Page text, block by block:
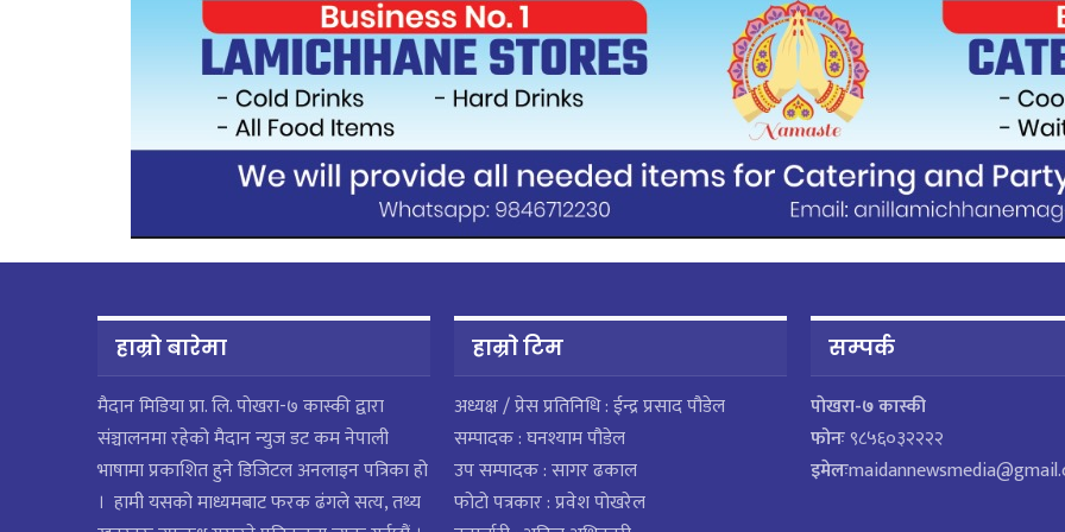
हाम्रो बारेमा
मैदान मिडिया प्रा. लि. पाेखरा-७ कास्की द्वारा
संञ्चालनमा रहेको मैदान न्युज डट कम नेपाली
भाषामा प्रकाशित हुने डिजिटल अनलाइन पत्रिका हो
। हामी यसको माध्यमबाट फरक ढंगले सत्य, तथ्य
हाम्राे टिम
अध्यक्ष / प्रेस प्रतिनिधि : ईन्द्र प्रसाद पौडेल
सम्पादक : घनश्याम पौडेल
उप सम्पादक : सागर ढकाल
फोटो पत्रकार : प्रवेश पोखरेल
सम्पर्क
पाेखरा-७ कास्की
फोनः९८५६०३२२२२
इमेलः